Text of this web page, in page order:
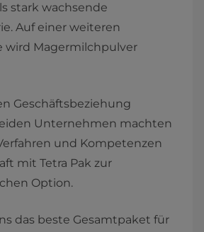
stark wachsende
Auf einer weiteren
wird Magermilchpulver
Geschäftsbeziehung
Unternehmen machten
und Kompetenzen
mit Tetra Pak zur
Option.
das beste Gesamtpaket für